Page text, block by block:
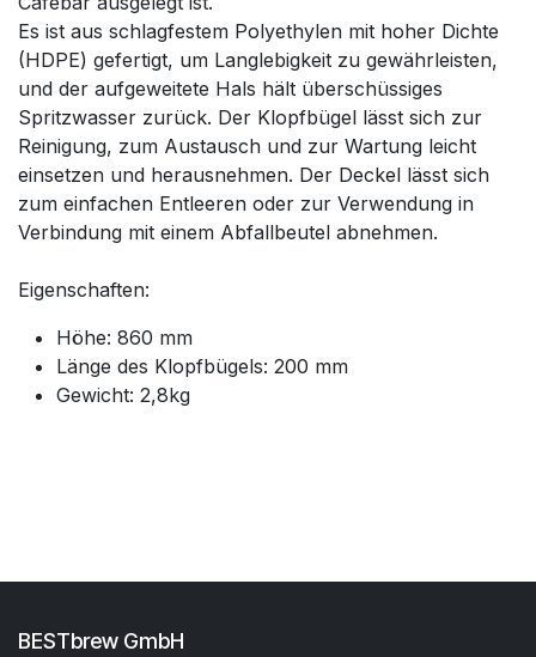
Es ist aus schlagfestem Polyethylen mit hoher Dichte
(HDPE) gefertigt, um Langlebigkeit zu gewährleisten,
und der aufgeweitete Hals hält überschüssiges
Spritzwasser zurück. Der Klopfbügel lässt sich zur
Reinigung, zum Austausch und zur Wartung leicht
einsetzen und herausnehmen. Der Deckel lässt sich
zum einfachen Entleeren oder zur Verwendung in
Verbindung mit einem Abfallbeutel abnehmen.
Eigenschaften:
Höhe: 860 mm
Länge des Klopfbügels: 200 mm
Gewicht: 2,8kg
BESTbrew GmbH